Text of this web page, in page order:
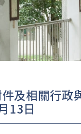
及相關行政
13日